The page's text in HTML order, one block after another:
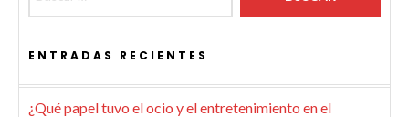
ENTRADAS RECIENTES
¿Qué papel tuvo el ocio y el entretenimiento en el